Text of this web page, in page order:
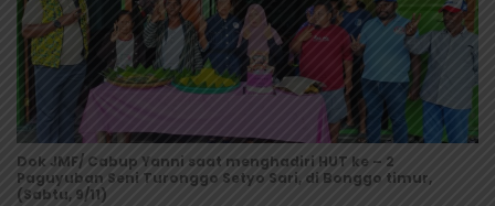
Dok JMF/ Cabup Yanni saat menghadiri HUT ke – 2
Paguyuban Seni Turonggo Setyo Sari, di Bonggo timur,
(Sabtu, 9/11)